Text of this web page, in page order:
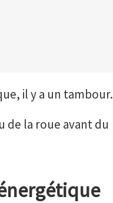
il y a un tambour.
de la roue avant du